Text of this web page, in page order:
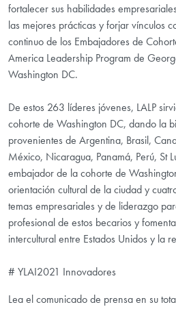
fortalecer sus habilidades
las mejores prácticas y forjar vínculos
continuo de los Embajadores de
America Leadership Program de
Washington DC.
De estos 263 líderes jóvenes, LALP
cohorte de Washington DC, dando la
provenientes de Argentina, Brasil,
México, Nicaragua, Panamá, Perú, St
embajador de la cohorte de
orientación cultural de la ciudad y
temas empresariales y de liderazgo
profesional de estos becarios y
intercultural entre Estados Unidos y la
# YLAI2021 Innovadores
Lea el comunicado de prensa en su